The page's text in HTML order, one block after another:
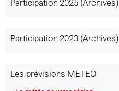
Participation 2025 (Archives)
Participation 2023 (Archives)
Les prévisions METEO